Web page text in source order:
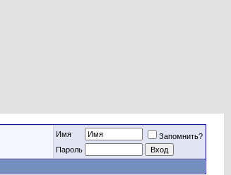
Имя
Запомнить?
Пароль